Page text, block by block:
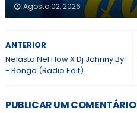
Agosto 02, 2026
ANTERIOR
Nelasta Nel Flow X Dj Johnny By
- Bongo (Radio Edit)
PUBLICAR UM COMENTÁRIO